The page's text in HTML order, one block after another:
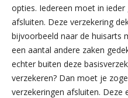
opties. Iedereen moet in ieder
afsluiten. Deze verzekering
bijvoorbeeld naar de huisarts
een aantal andere zaken
echter buiten deze
verzekeren? Dan moet je
verzekeringen afsluiten. Deze